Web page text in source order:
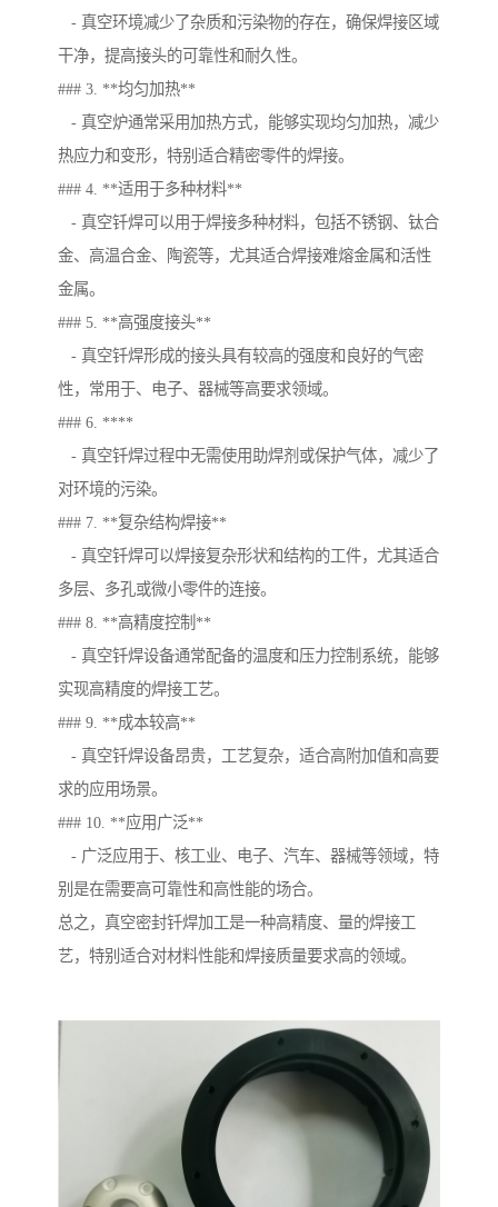
- 真空环境减少了杂质和污染物的存在，确保焊接区域
干净，提高接头的可靠性和耐久性。
### 3. **均匀加热**
- 真空炉通常采用加热方式，能够实现均匀加热，减少
热应力和变形，特别适合精密零件的焊接。
### 4. **适用于多种材料**
- 真空钎焊可以用于焊接多种材料，包括不锈钢、钛合
金、高温合金、陶瓷等，尤其适合焊接难熔金属和活性
金属。
### 5. **高强度接头**
- 真空钎焊形成的接头具有较高的强度和良好的气密
性，常用于、电子、器械等高要求领域。
### 6. ****
- 真空钎焊过程中无需使用助焊剂或保护气体，减少了
对环境的污染。
### 7. **复杂结构焊接**
- 真空钎焊可以焊接复杂形状和结构的工件，尤其适合
多层、多孔或微小零件的连接。
### 8. **高精度控制**
- 真空钎焊设备通常配备的温度和压力控制系统，能够
实现高精度的焊接工艺。
### 9. **成本较高**
- 真空钎焊设备昂贵，工艺复杂，适合高附加值和高要
求的应用场景。
### 10. **应用广泛**
- 广泛应用于、核工业、电子、汽车、器械等领域，特
别是在需要高可靠性和高性能的场合。
总之，真空密封钎焊加工是一种高精度、量的焊接工
艺，特别适合对材料性能和焊接质量要求高的领域。